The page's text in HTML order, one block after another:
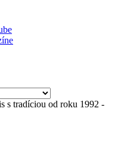
s tradíciou od roku 1992 -